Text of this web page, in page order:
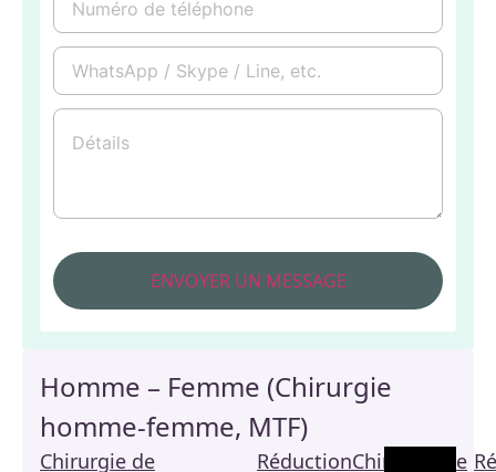
Homme – Femme (Chirurgie
homme-femme, MTF)
Chirurgie de RéductionChirurgie de